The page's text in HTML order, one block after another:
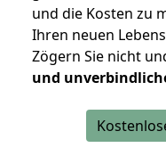
und die Kosten zu
Ihren neuen
Zögern Sie nicht
und